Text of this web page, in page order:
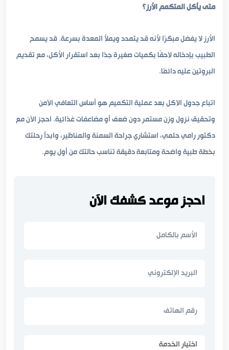
متى يأكل المتكمم الأرز؟
الأرز لا يفضل مبكرًا لأنه قد يتمدد ويملأ المعدة بسرعة. قد يسمح
الطبيب بإدخاله لاحقًا بكميات صغيرة جدًا بعد استقرار الأكل، مع تقديم
البروتين عليه دائمًا.
اتباع جدول الاكل بعد عملية التكميم هو أساس التعافي الآمن
وتحقيق نزول وزن مستمر دون ضعف أو مضاعفات غذائية. احجز الآن مع
دكتور رامي حلمي، استشاري جراحة السمنة والمناظير، وابدأ رحلتك
بخطة طبية واضحة ومتابعة دقيقة تناسب حالتك من أول يوم.
احجز موعد كشفك الآن